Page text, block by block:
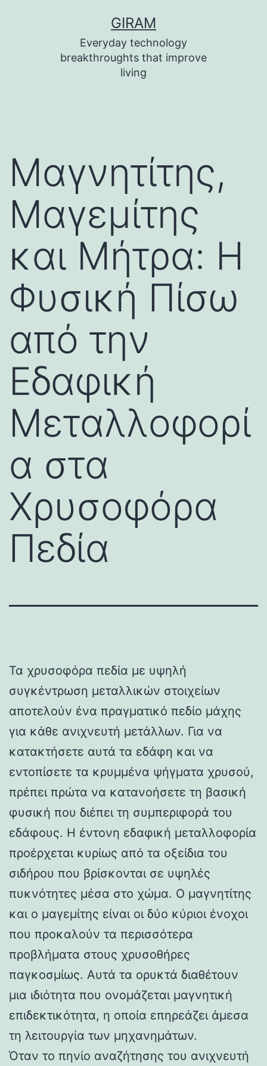
GIRAM
Everyday technology
breakthroughts that improve
living
Μαγνητίτης,
Μαγεμίτης
και Μήτρα: Η
Φυσική Πίσω
από την
Εδαφική
Μεταλλοφορί
α στα
Χρυσοφόρα
Πεδία
Τα χρυσοφόρα πεδία με υψηλή
συγκέντρωση μεταλλικών στοιχείων
αποτελούν ένα πραγματικό πεδίο μάχης
για κάθε ανιχνευτή μετάλλων. Για να
κατακτήσετε αυτά τα εδάφη και να
εντοπίσετε τα κρυμμένα ψήγματα χρυσού,
πρέπει πρώτα να κατανοήσετε τη βασική
φυσική που διέπει τη συμπεριφορά του
εδάφους. Η έντονη εδαφική μεταλλοφορία
προέρχεται κυρίως από τα οξείδια του
σιδήρου που βρίσκονται σε υψηλές
πυκνότητες μέσα στο χώμα. Ο μαγνητίτης
και ο μαγεμίτης είναι οι δύο κύριοι ένοχοι
που προκαλούν τα περισσότερα
προβλήματα στους χρυσοθήρες
παγκοσμίως. Αυτά τα ορυκτά διαθέτουν
μια ιδιότητα που ονομάζεται μαγνητική
επιδεκτικότητα, η οποία επηρεάζει άμεσα
τη λειτουργία των μηχανημάτων.
Όταν το πηνίο αναζήτησης του ανιχνευτή